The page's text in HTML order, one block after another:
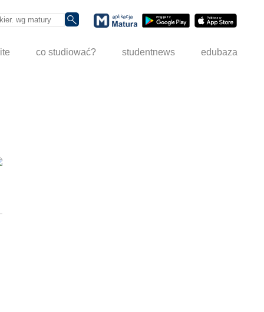
co studiować? studentnews edubaza